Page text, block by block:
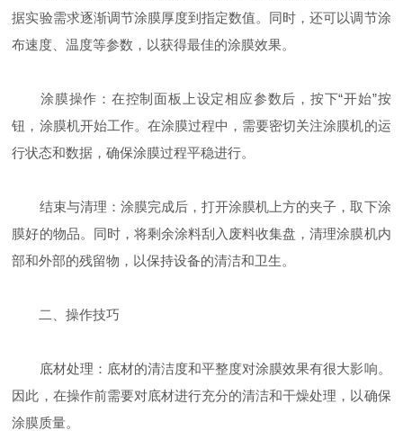
据实验需求逐渐调节涂膜厚度到指定数值。同时，还可以调节涂
布速度、温度等参数，以获得最佳的涂膜效果。
涂膜操作：在控制面板上设定相应参数后，按下“开始”按
钮，涂膜机开始工作。在涂膜过程中，需要密切关注涂膜机的运
行状态和数据，确保涂膜过程平稳进行。
结束与清理：涂膜完成后，打开涂膜机上方的夹子，取下涂
膜好的物品。同时，将剩余涂料刮入废料收集盘，清理涂膜机内
部和外部的残留物，以保持设备的清洁和卫生。
二、操作技巧
底材处理：底材的清洁度和平整度对涂膜效果有很大影响。
因此，在操作前需要对底材进行充分的清洁和干燥处理，以确保
涂膜质量。